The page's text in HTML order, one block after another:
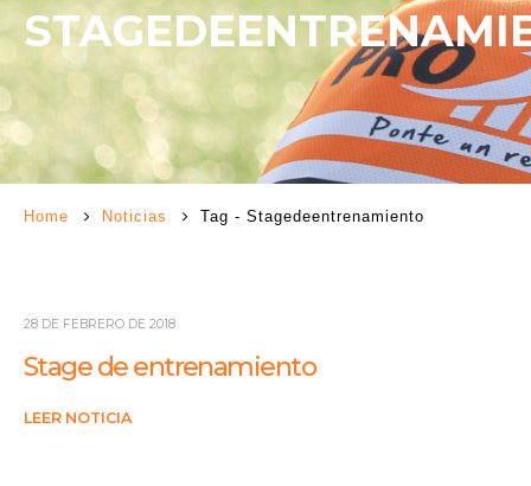
Home Noticias Tag - Stagedeentrenamiento
28 DE FEBRERO DE 2018
Stage de entrenamiento
LEER NOTICIA